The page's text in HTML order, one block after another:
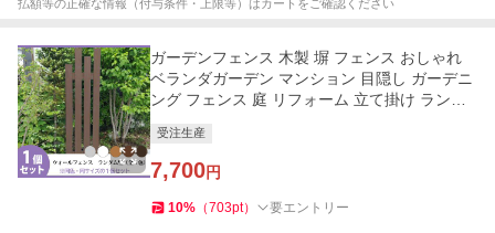
ガーデンフェンス 木製 塀 フェンス おしゃれ
ベランダガーデン マンション 目隠し ガーデニ
ング フェンス 庭 リフォーム 立て掛け ランダ
受注生産
7,700円
10% （703pt） 要エントリー